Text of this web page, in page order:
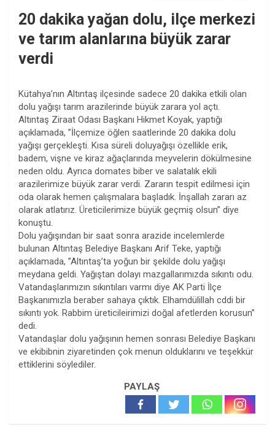
20 dakika yağan dolu, ilçe merkezi
ve tarım alanlarına büyük zarar
verdi
Kütahya’nın Altıntaş ilçesinde sadece 20 dakika etkili olan
dolu yağışı tarım arazilerinde büyük zarara yol açtı.
Altıntaş Ziraat Odası Başkanı Hikmet Koyak, yaptığı
açıklamada, ”İlçemize öğlen saatlerinde 20 dakika dolu
yağışı gerçekleşti. Kısa süreli doluyağışı özellikle erik,
badem, vişne ve kiraz ağaçlarında meyvelerin dökülmesine
neden oldu. Ayrıca domates biber ve salatalık ekili
arazilerimize büyük zarar verdi. Zararın tespit edilmesi için
oda olarak hemen çalışmalara başladık. İnşallah zararı az
olarak atlatırız. Üreticilerimize büyük geçmiş olsun” diye
konuştu.
Dolu yağışından bir saat sonra arazide incelemlerde
bulunan Altıntaş Belediye Başkanı Arif Teke, yaptığı
açıklamada, ”Altıntaş’ta yoğun bir şekilde dolu yağışı
meydana geldi. Yağıştan dolayı mazgallarımızda sıkıntı odu.
Vatandaşlarımızın sıkıntıları varmı diye AK Parti İlçe
Başkanımızla beraber sahaya çıktık. Elhamdülillah cddi bir
sıkıntı yok. Rabbim üreticileirimizi doğal afetlerden korusun”
dedi.
Vatandaşlar dolu yağışının hemen sonrası Belediye Başkanı
ve ekibibnin ziyaretinden çok menun olduklarını ve teşekkür
ettiklerini söylediler.
PAYLAŞ